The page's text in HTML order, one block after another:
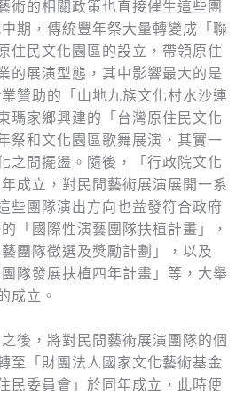
術的相關政策也直接催生這些團
期，傳統豐年祭大量轉變成「聯
住民文化園區的設立，帶領原住
的展演型態，其中影響最大的是
贊助的「山地九族文化村水沙連
瑪家鄉興建的「台灣原住民文化
祭和文化園區歌舞展演，其實一
之間擺盪。隨後，「行政院文化
成立，對民間藝術展演展開一系
些團隊演出方向也益發符合政府
「國際性演藝團隊扶植計畫」，
團隊徵選及獎勵計劃」，以及
隊發展扶植四年計畫」等，大舉
成立。
，將對民間藝術展演團隊的個
至「財團法人國家文化藝術基金
民委員會」於同年成立，此時便